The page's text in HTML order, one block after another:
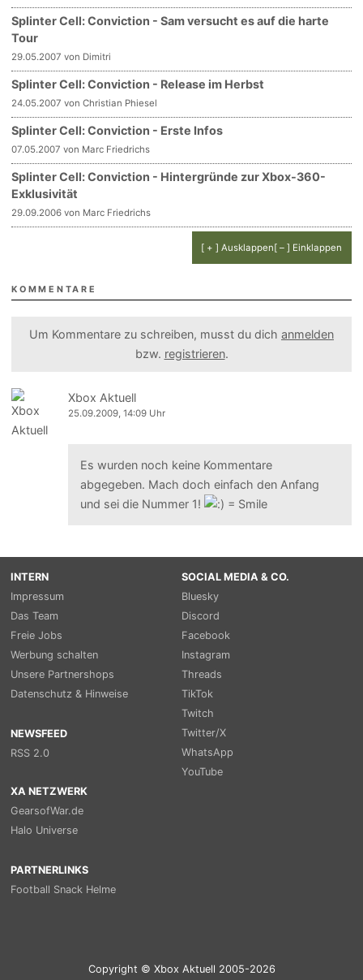
Splinter Cell: Conviction - Sam versucht es auf die harte
Tour
29.05.2007 von Dimitri
Splinter Cell: Conviction - Release im Herbst
24.05.2007 von Christian Phiesel
Splinter Cell: Conviction - Erste Infos
07.05.2007 von Marc Friedrichs
Splinter Cell: Conviction - Hintergründe zur Xbox-360-
Exklusivität
29.09.2006 von Marc Friedrichs
[ + ] Ausklappen[ – ] Einklappen
KOMMENTARE
Um Kommentare zu schreiben, musst du dich anmelden
bzw. registrieren.
Xbox Aktuell
25.09.2009, 14:09 Uhr
Es wurden noch keine Kommentare
abgegeben. Mach doch einfach den Anfang
und sei die Nummer 1!
INTERN
Impressum
Das Team
Freie Jobs
Werbung schalten
Unsere Partnershops
Datenschutz & Hinweise
NEWSFEED
RSS 2.0
SOCIAL MEDIA & CO.
Bluesky
Discord
Facebook
Instagram
Threads
TikTok
Twitch
Twitter/X
WhatsApp
YouTube
XA NETZWERK
GearsofWar.de
Halo Universe
PARTNERLINKS
Football Snack Helme
Copyright © Xbox Aktuell 2005-2026